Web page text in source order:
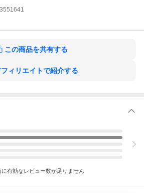
品 モチ アイリスフーズ） 原産国：日
つきまして●
以降)のご注文の場合
の場合(離島も含む)
を頂戴する場合
へのご要望)にご記入がある場合
がある場合
場合
この商品を共有する
フィリエイトで紹介する
に有効なレビュー数が足りません